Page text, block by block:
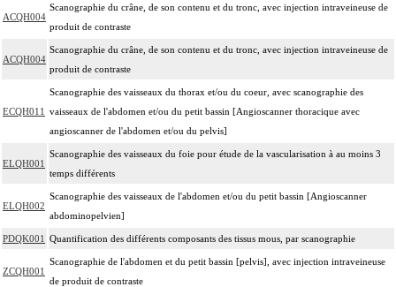
ACQH004
Scanographie du crâne, de son contenu et du tronc, avec injection intraveineuse de
produit de contraste
ACQH004
Scanographie du crâne, de son contenu et du tronc, avec injection intraveineuse de
produit de contraste
ECQH011
Scanographie des vaisseaux du thorax et/ou du coeur, avec scanographie des
vaisseaux de l'abdomen et/ou du petit bassin [Angioscanner thoracique avec
angioscanner de l'abdomen et/ou du pelvis]
ELQH001
Scanographie des vaisseaux du foie pour étude de la vascularisation à au moins 3
temps différents
ELQH002
Scanographie des vaisseaux de l'abdomen et/ou du petit bassin [Angioscanner
abdominopelvien]
PDQK001 Quantification des différents composants des tissus mous, par scanographie
ZCQH001
Scanographie de l'abdomen et du petit bassin [pelvis], avec injection intraveineuse
de produit de contraste